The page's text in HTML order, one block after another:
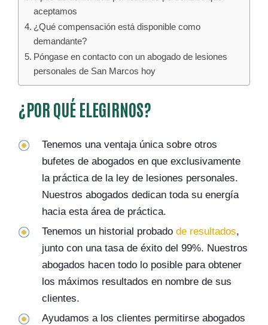
aceptamos
¿Qué compensación está disponible como
demandante?
Póngase en contacto con un abogado de lesiones
personales de San Marcos hoy
¿POR QUÉ ELEGIRNOS?
Tenemos una ventaja única sobre otros
bufetes de abogados en que exclusivamente
la práctica de la ley de lesiones personales.
Nuestros abogados dedican toda su energía
hacia esta área de práctica.
Tenemos un historial probado de resultados,
junto con una tasa de éxito del 99%. Nuestros
abogados hacen todo lo posible para obtener
los máximos resultados en nombre de sus
clientes.
Ayudamos a los clientes permitirse abogados